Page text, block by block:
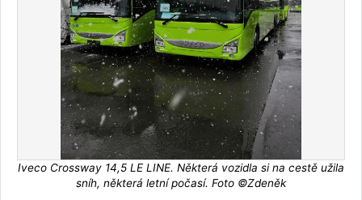
Iveco Crossway 14,5 LE LINE. Některá vozidla si na cestě užila
sníh, některá letní počasí. Foto ©Zdeněk